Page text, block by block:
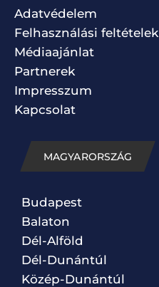
Adatvédelem
Felhasználási feltételek
Médiaajánlat
Partnerek
Impresszum
Kapcsolat
MAGYARORSZÁG
Budapest
Balaton
Dél-Alföld
Dél-Dunántúl
Közép-Dunántúl